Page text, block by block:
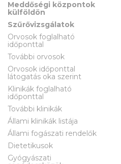
Meddőségi központok
külföldön
Szűrővizsgálatok
Orvosok foglalható
időponttal
További orvosok
Orvosok időponttal
látogatás oka szerint
Klinikák foglalható
időponttal
További klinikák
Állami klinikák listája
Állami fogászati rendelők
Dietetikusok
Gyógyászati